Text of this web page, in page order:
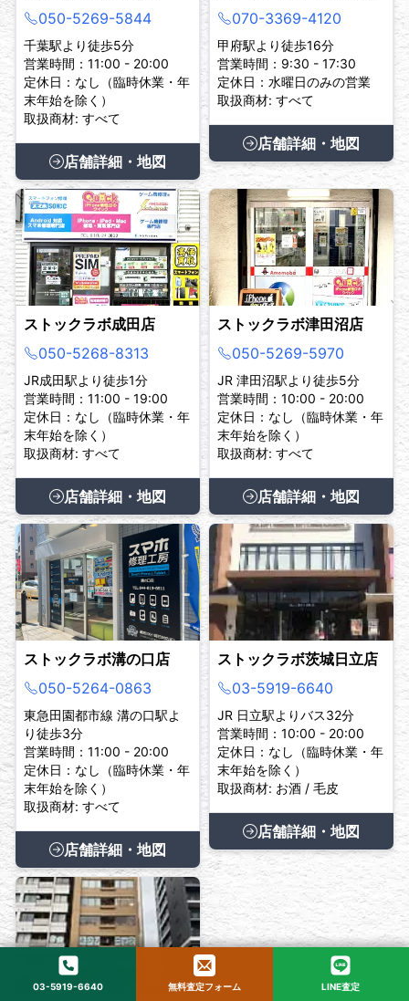
050-5269-5844
千葉駅より徒歩5分
営業時間：11:00 - 20:00
定休日：なし（臨時休業・年
末年始を除く）
取扱商材: すべて
店舗詳細・地図
070-3369-4120
甲府駅より徒歩16分
営業時間：9:30 - 17:30
定休日：水曜日のみの営業
取扱商材: すべて
店舗詳細・地図
ストックラボ成田店
050-5268-8313
JR成田駅より徒歩1分
営業時間：11:00 - 19:00
定休日：なし（臨時休業・年
末年始を除く）
取扱商材: すべて
店舗詳細・地図
ストックラボ津田沼店
050-5269-5970
JR 津田沼駅より徒歩5分
営業時間：10:00 - 20:00
定休日：なし（臨時休業・年
末年始を除く）
取扱商材: すべて
店舗詳細・地図
ストックラボ溝の口店
050-5264-0863
東急田園都市線 溝の口駅よ
り徒歩3分
営業時間：11:00 - 20:00
定休日：なし（臨時休業・年
末年始を除く）
取扱商材: すべて
店舗詳細・地図
ストックラボ茨城日立店
03-5919-6640
JR 日立駅よりバス32分
営業時間：10:00 - 20:00
定休日：なし（臨時休業・年
末年始を除く）
取扱商材: お酒 / 毛皮
店舗詳細・地図
03-5919-6640 無料査定フォーム LINE査定